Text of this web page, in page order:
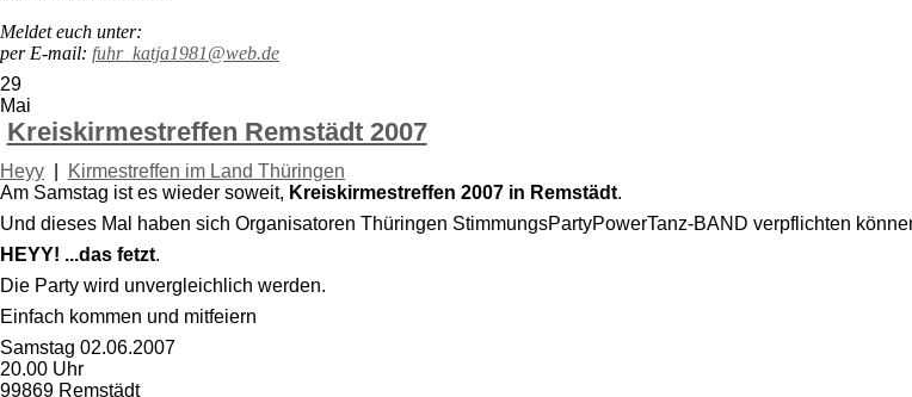
Meldet euch unter:
per E-mail: fuhr_katja1981@web.de
29
Mai
Kreiskirmestreffen Remstädt 2007
Heyy
Kirmestreffen im Land Thüringen
Am Samstag ist es wieder soweit, Kreiskirmestreffen 2007 in Remstädt.
Und dieses Mal haben sich Organisatoren Thüringen StimmungsPartyPowerTanz-BAND verpflichten
HEYY! ...das fetzt.
Die Party wird unvergleichlich werden.
Einfach kommen und mitfeiern
Samstag 02.06.2007
20.00 Uhr
99869 Remstädt